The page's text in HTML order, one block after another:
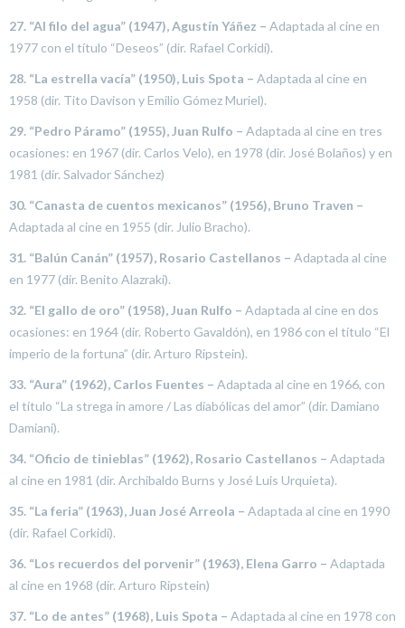
27. “Al filo del agua” (1947), Agustín Yáñez – Adaptada al cine en
1977 con el título “Deseos” (dir. Rafael Corkidi).
28. “La estrella vacía” (1950), Luis Spota – Adaptada al cine en
1958 (dir. Tito Davison y Emilio Gómez Muriel).
29. “Pedro Páramo” (1955), Juan Rulfo – Adaptada al cine en tres
ocasiones: en 1967 (dir. Carlos Velo), en 1978 (dir. José Bolaños) y en
1981 (dir. Salvador Sánchez)
30. “Canasta de cuentos mexicanos” (1956), Bruno Traven –
Adaptada al cine en 1955 (dir. Julio Bracho).
31. “Balún Canán” (1957), Rosario Castellanos – Adaptada al cine
en 1977 (dir. Benito Alazraki).
32. “El gallo de oro” (1958), Juan Rulfo – Adaptada al cine en dos
ocasiones: en 1964 (dir. Roberto Gavaldón), en 1986 con el título “El
imperio de la fortuna” (dir. Arturo Ripstein).
33. “Aura” (1962), Carlos Fuentes – Adaptada al cine en 1966, con
el título “La strega in amore / Las diabólicas del amor” (dir. Damiano
Damiani).
34. “Oficio de tinieblas” (1962), Rosario Castellanos – Adaptada
al cine en 1981 (dir. Archibaldo Burns y José Luis Urquieta).
35. “La feria” (1963), Juan José Arreola – Adaptada al cine en 1990
(dir. Rafael Corkidi).
36. “Los recuerdos del porvenir” (1963), Elena Garro – Adaptada
al cine en 1968 (dir. Arturo Ripstein)
37. “Lo de antes” (1968), Luis Spota – Adaptada al cine en 1978 con